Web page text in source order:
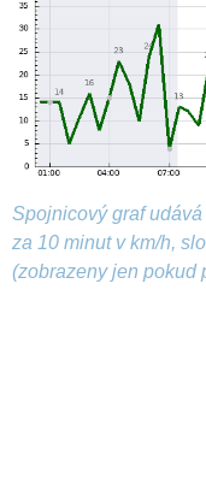
Spojnicový graf
za 10 minut v km/h,
(zobrazeny jen pokud